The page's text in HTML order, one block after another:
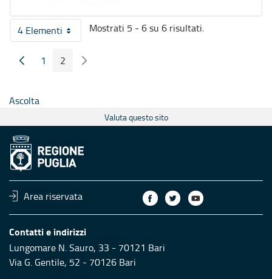
4 ElementiPer pagina
Mostrati 5 - 6 su 6 risultati.
Pagina Precedente
Pagina
1 Pagina
2 Pagina Seguente
Ascolta
Valuta questo sito
Area riservata
Contatti e indirizzi
Lungomare N. Sauro, 33 - 70121 Bari
Via G. Gentile, 52 - 70126 Bari